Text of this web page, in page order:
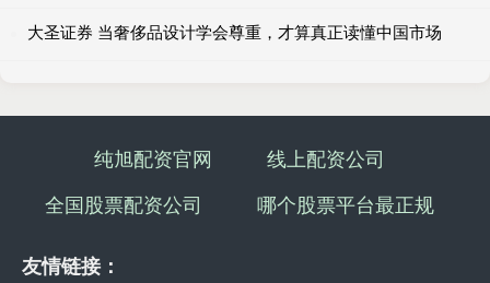
大圣证券 当奢侈品设计学会尊重，才算真正读懂中国市场
纯旭配资官网
线上配资公司
全国股票配资公司
哪个股票平台最正规
友情链接：